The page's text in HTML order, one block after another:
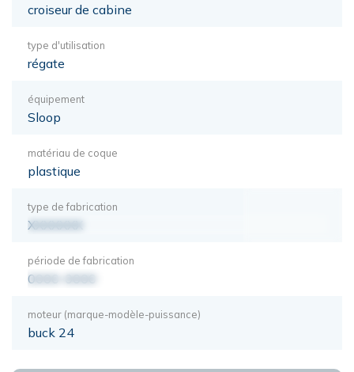
croiseur de cabine
type d'utilisation
régate
équipement
Sloop
matériau de coque
plastique
type de fabrication
XXXXXXX
période de fabrication
0000-0000
moteur (marque-modèle-puissance)
buck 24